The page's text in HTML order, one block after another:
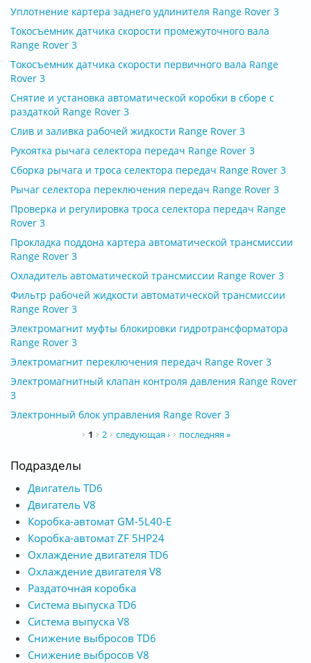
Уплотнение картера заднего удлинителя Range Rover 3
Токосъемник датчика скорости промежуточного вала
Range Rover 3
Токосъемник датчика скорости первичного вала Range
Rover 3
Снятие и установка автоматической коробки в сборе с
раздаткой Range Rover 3
Слив и заливка рабочей жидкости Range Rover 3
Рукоятка рычага селектора передач Range Rover 3
Сборка рычага и троса селектора передач Range Rover 3
Рычаг селектора переключения передач Range Rover 3
Проверка и регулировка троса селектора передач Range
Rover 3
Прокладка поддона картера автоматической трансмиссии
Range Rover 3
Охладитель автоматической трансмиссии Range Rover 3
Фильтр рабочей жидкости автоматической трансмиссии
Range Rover 3
Электромагнит муфты блокировки гидротрансформатора
Range Rover 3
Электромагнит переключения передач Range Rover 3
Электромагнитный клапан контроля давления Range Rover
3
Электронный блок управления Range Rover 3
1 2 следующая › последняя »
Подразделы
Двигатель TD6
Двигатель V8
Коробка-автомат GM-5L40-E
Коробка-автомат ZF 5HP24
Охлаждение двигателя TD6
Охлаждение двигателя V8
Раздаточная коробка
Система выпуска TD6
Система выпуска V8
Снижение выбросов TD6
Снижение выбросов V8